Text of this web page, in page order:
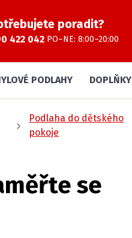
poradit?
422 042 PO–NE: 8:00–20:00
PODLAHY DOPLŇKY
Podlaha do dětského
pokoje
se